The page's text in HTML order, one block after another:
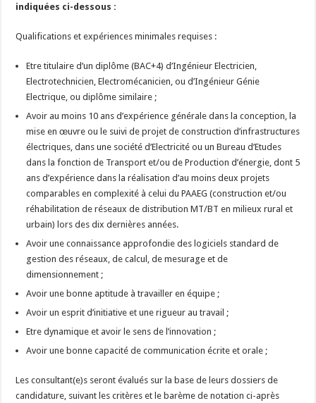
indiquées ci-dessous :
Qualifications et expériences minimales requises :
Etre titulaire d’un diplôme (BAC+4) d’Ingénieur Electricien,
Electrotechnicien, Electromécanicien, ou d’Ingénieur Génie
Electrique, ou diplôme similaire ;
Avoir au moins 10 ans d’expérience générale dans la conception, la
mise en œuvre ou le suivi de projet de construction d’infrastructures
électriques, dans une société d’Electricité ou un Bureau d’Etudes
dans la fonction de Transport et/ou de Production d’énergie, dont 5
ans d’expérience dans la réalisation d’au moins deux projets
comparables en complexité à celui du PAAEG (construction et/ou
réhabilitation de réseaux de distribution MT/BT en milieux rural et
urbain) lors des dix dernières années.
Avoir une connaissance approfondie des logiciels standard de
gestion des réseaux, de calcul, de mesurage et de
dimensionnement ;
Avoir une bonne aptitude à travailler en équipe ;
Avoir un esprit d’initiative et une rigueur au travail ;
Etre dynamique et avoir le sens de l’innovation ;
Avoir une bonne capacité de communication écrite et orale ;
Les consultant(e)s seront évalués sur la base de leurs dossiers de
candidature, suivant les critères et le barème de notation ci-après